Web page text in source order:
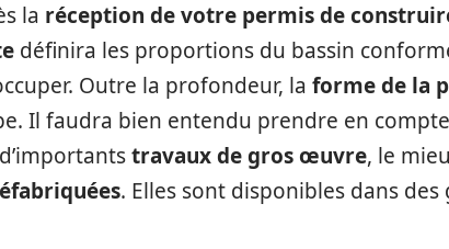
la réception de votre permis de
définira les proportions du bassin
Outre la profondeur, la forme de la
Il faudra bien entendu prendre en
travaux de gros œuvre, le
. Elles sont disponibles dans